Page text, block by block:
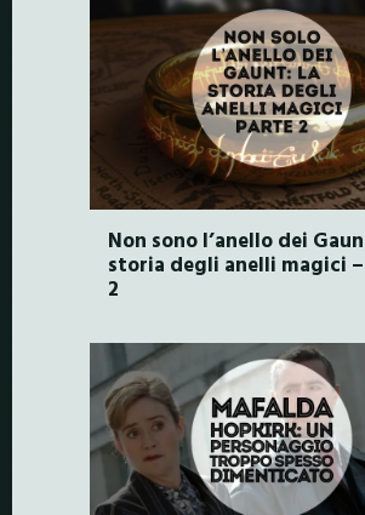
Non sono l’anello dei
storia degli anelli magici
2